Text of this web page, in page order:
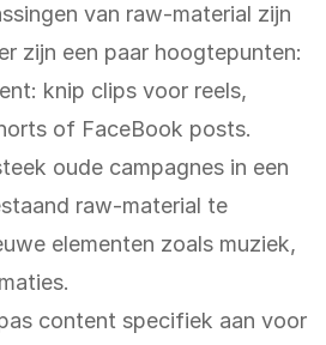
van raw-material zijn
zijn een paar hoogtepunten:
knip clips voor reels,
of FaceBook posts.
oude campagnes in een
raw-material te
elementen zoals muziek,
content specifiek aan voor